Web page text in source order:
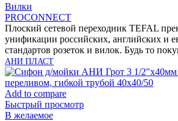
Вилки
PROCONNECT
Плоский сетевой переходник TEFAL
унификации российских, английских и
стандартов розеток и вилок. Будь то
АНИ ПЛАСТ
Add to compare
Быстрый просмотр
В желаемое